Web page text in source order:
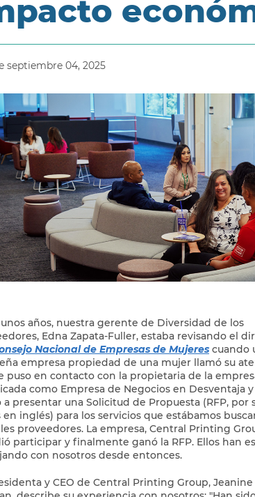
septiembre 04, 2025
unos años, nuestra gerente de Diversidad de los
Edna Zapata-Fuller, estaba revisando el
Nacional de Empresas de Mujeres cuando
empresa propiedad de una mujer llamó su
puso en contacto con la propietaria de la
como Empresa de Negocios en Desventaja y
a presentar una Solicitud de Propuesta (RFP, por
en inglés) para los servicios que estábamos
proveedores. La empresa, Central Printing
participar y finalmente ganó la RFP. Ellos han
con nosotros desde entonces.
y CEO de Central Printing Group, Jeanine